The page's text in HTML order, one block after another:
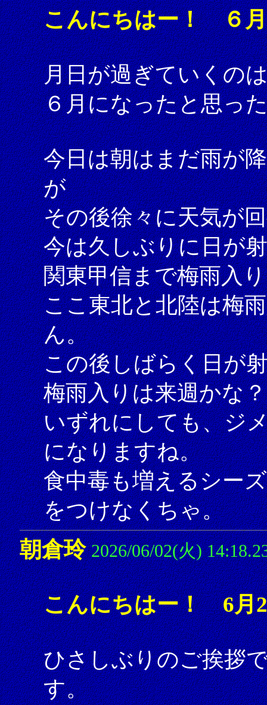
こんにちはー！ ６
月日が過ぎていくの
６月になったと思っ
今日は朝はまだ雨が
が
その後徐々に天気が
今は久しぶりに日が
関東甲信まで梅雨入
ここ東北と北陸は梅
ん。
この後しばらく日が
梅雨入りは来週かな？
いずれにしても、ジ
になりますね。
食中毒も増えるシー
をつけなくちゃ。
朝倉玲 2026/06/02(火)
こんにちはー！ 6月
ひさしぶりのご挨拶
す。